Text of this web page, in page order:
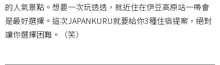
的人氣景點。想要一次玩透透，就近住在伊豆高原站一帶會
是最好選擇。這次JAPANKURU就要給你3種住宿提案，絕對
讓你選擇困難。（笑）